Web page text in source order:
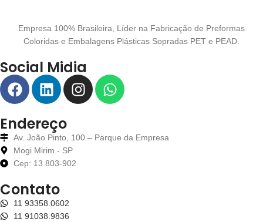
Empresa 100% Brasileira, Líder na Fabricação de Preformas
Coloridas e Embalagens Plásticas Sopradas PET e PEAD.
Social Midia
Endereço
Av. João Pinto, 100 – Parque da Empresa
Mogi Mirim - SP
Cep: 13.803-902
Contato
11 93358.0602
11 91038.9836